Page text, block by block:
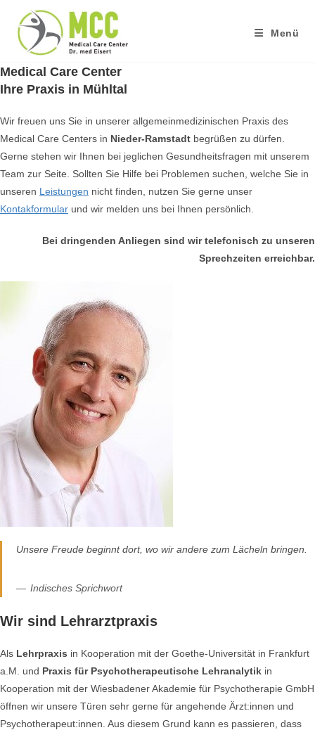
Inhalt
springen
Menü
Medical Care Center
Ihre Praxis in Mühltal
Wir freuen uns Sie in unserer allgemeinmedizinischen Praxis des
Medical Care Centers in Nieder-Ramstadt begrüßen zu dürfen.
Gerne stehen wir Ihnen bei jeglichen Gesundheitsfragen mit unserem
Team zur Seite. Sollten Sie Hilfe bei Problemen suchen, welche Sie in
unseren Leistungen nicht finden, nutzen Sie gerne unser
Kontakformular und wir melden uns bei Ihnen persönlich.
Bei dringenden Anliegen sind wir telefonisch zu unseren
Sprechzeiten erreichbar.
Unsere Freude beginnt dort, wo wir andere zum Lächeln bringen.
Indisches Sprichwort
Wir sind Lehrarztpraxis
Als Lehrpraxis in Kooperation mit der Goethe-Universität in Frankfurt
a.M. und Praxis für Psychotherapeutische Lehranalytik in
Kooperation mit der Wiesbadener Akademie für Psychotherapie GmbH
öffnen wir unsere Türen sehr gerne für angehende Ärzt:innen und
Psychotherapeut:innen. Aus diesem Grund kann es passieren, dass